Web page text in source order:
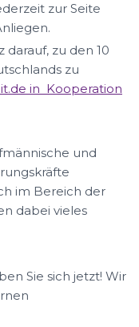
zur Seite
darauf, zu den 10
zu
in Kooperation
und
im Bereich der
dabei vieles
Sie sich jetzt! Wir